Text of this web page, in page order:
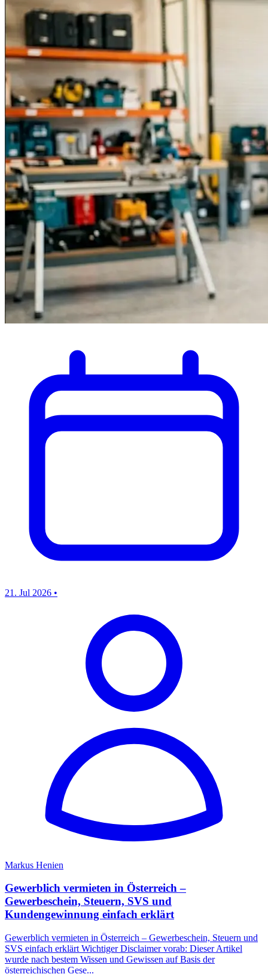
21. Jul 2026 •
Markus Henien
Gewerblich vermieten in Österreich –
Gewerbeschein, Steuern, SVS und
Kundengewinnung einfach erklärt
Gewerblich vermieten in Österreich – Gewerbeschein, Steuern und
SVS einfach erklärt Wichtiger Disclaimer vorab: Dieser Artikel
wurde nach bestem Wissen und Gewissen auf Basis der
österreichischen Gese...